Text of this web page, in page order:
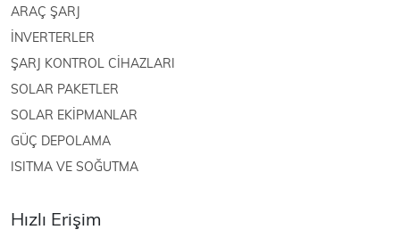
ARAÇ ŞARJ
İNVERTERLER
ŞARJ KONTROL CİHAZLARI
SOLAR PAKETLER
SOLAR EKİPMANLAR
GÜÇ DEPOLAMA
ISITMA VE SOĞUTMA
Hızlı Erişim